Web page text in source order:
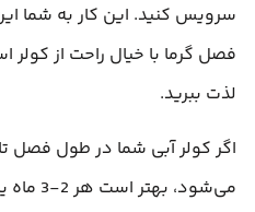
سرویس کنید. این کار به شما
فصل گرما با خیال راحت از
لذت ببرید.
اگر کولر آبی شما در طول فصل